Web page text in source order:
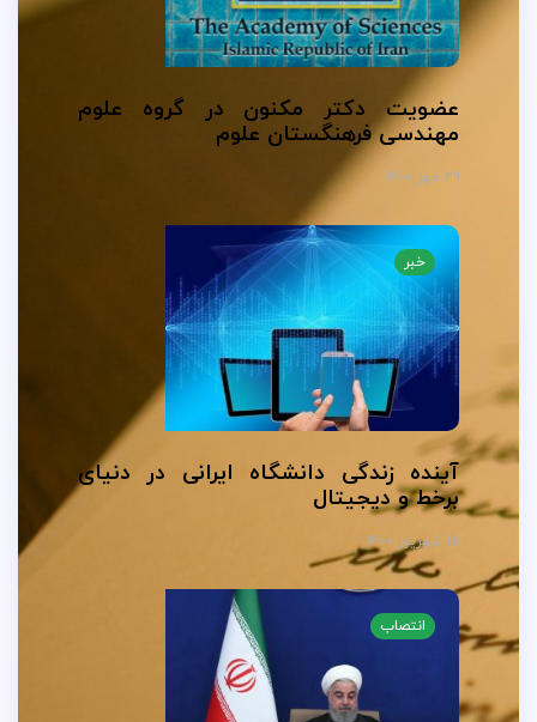
عضویت دکتر مکنون در گروه علوم
مهندسی فرهنگستان علوم
۲۹ مهر ۱۴۰۰
خبر
آینده زندگی دانشگاه ایرانی در دنیای
برخط و دیجیتال
۱۵ شهریور ۱۴۰۰
انتصاب